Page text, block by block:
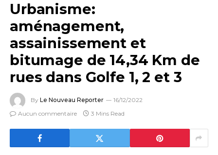
Urbanisme:
aménagement,
assainissement et
bitumage de 14,34 Km de
rues dans Golfe 1, 2 et 3
By Le Nouveau Reporter
16/12/2022
Aucun commentaire
3 Mins Read